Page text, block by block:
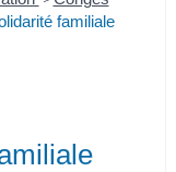
familiale